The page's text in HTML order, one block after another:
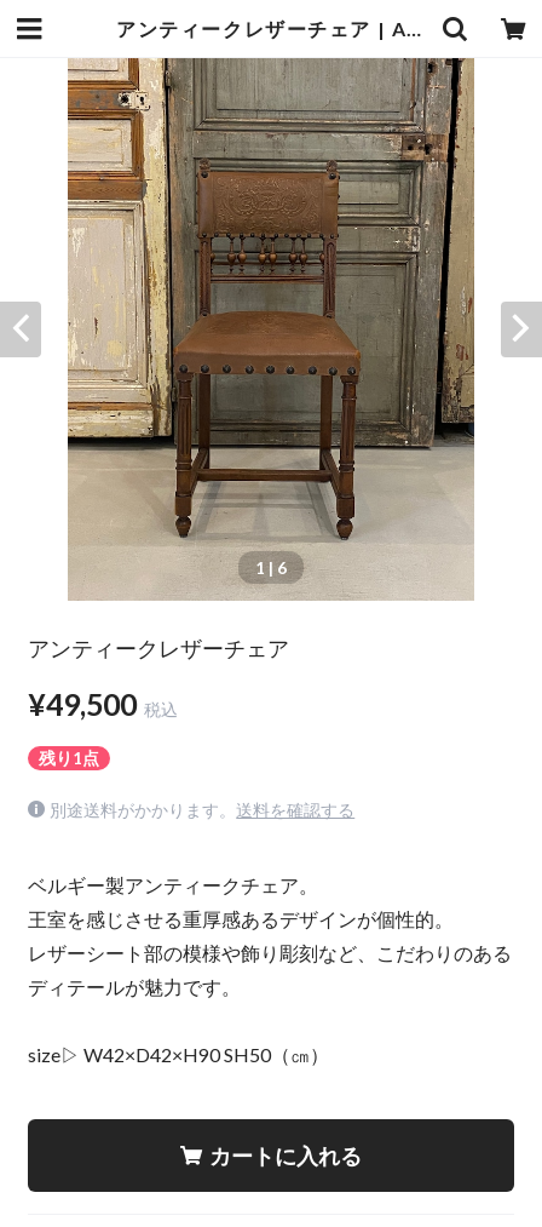
アンティークレザーチェア | ANTWARP
1 | 6
アンティークレザーチェア
¥49,500 税込
残り1点
別途送料がかかります。 送料を確認する
ベルギー製アンティークチェア。
王室を感じさせる重厚感あるデザインが個性的。
レザーシート部の模様や飾り彫刻など、こだわりのある
ディテールが魅力です。
size▷ W42×D42×H90 SH50（㎝）
カートに入れる